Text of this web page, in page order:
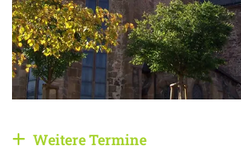
Weitere
Weitere Termine